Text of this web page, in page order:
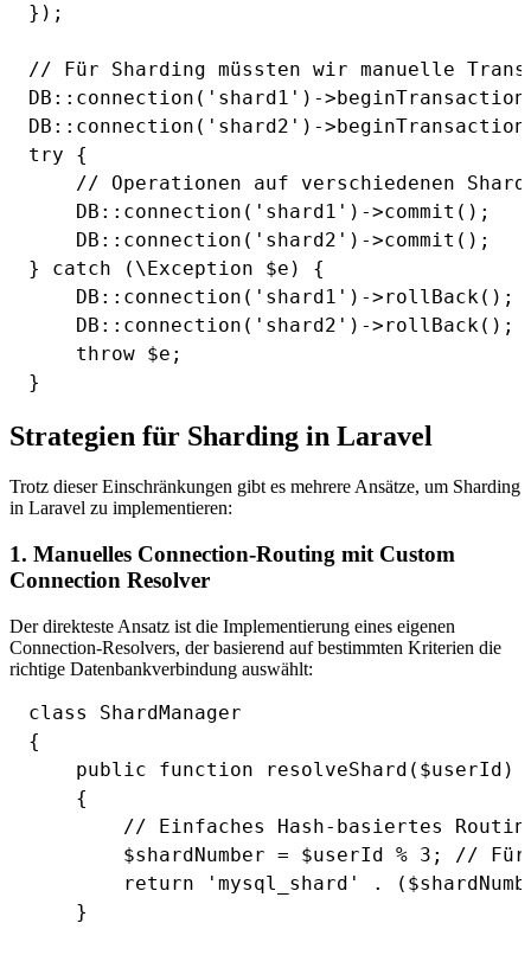
});
// Für Sharding müssten wir manuelle
DB::connection('shard1')-
DB::connection('shard2')-
try {
// Operationen auf verschiedenen
    DB::connection('shard1')->commit();
    DB::connection('shard2')->commit();
} catch (\Exception $e) {
    DB::connection('shard1')->rollBack();
    DB::connection('shard2')->rollBack();
    throw $e;
Strategien für Sharding in Laravel
Trotz dieser Einschränkungen gibt es mehrere Ansätze, um Sharding
in Laravel zu implementieren:
1. Manuelles Connection-Routing mit Custom
Connection Resolver
Der direkteste Ansatz ist die Implementierung eines eigenen
Connection-Resolvers, der basierend auf bestimmten Kriterien die
richtige Datenbankverbindung auswählt:
class ShardManager
{
    public function resolveShard($userId)
    {
// Einfaches Hash-basiertes
$shardNumber = $userId % 3; //
return 'mysql_shard' .
    }